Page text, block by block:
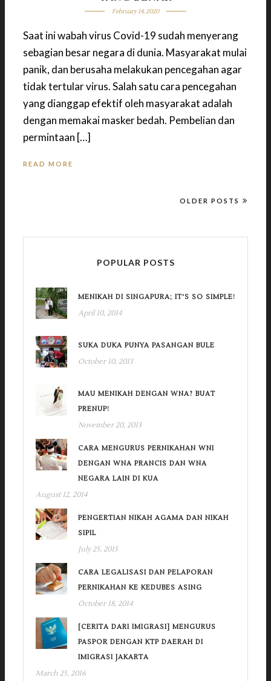
February 14, 2020
Saat ini wabah virus Covid-19 sudah menyerang
sebagian besar negara di dunia. Masyarakat mulai
panik, dan berusaha melakukan pencegahan agar
tidak tertular virus. Salah satu cara pencegahan
yang dianggap efektif oleh masyarakat adalah
dengan memakai masker bedah. Pembelian dan
permintaan […]
READ MORE
OLDER POSTS
POPULAR POSTS
MENIKAH DI SINGAPURA; IT'S SO SIMPLE!
April 10, 2014
SUKA DUKA PUNYA PASANGAN BULE
October 10, 2013
MAU MENIKAH DENGAN WNA? BUAT
PRENUP!
November 20, 2013
CARA MENGURUS PERNIKAHAN WNI
DENGAN WNA PRANCIS DAN WNA
NEGARA LAIN DI KUA
August 12, 2014
PENGERTIAN NIKAH AGAMA DAN NIKAH
SIPIL
July 25, 2015
CARA LEGALISASI DAN PELAPORAN
PERNIKAHAN KE KEDUBES ASING
October 18, 2014
[CERITA DARI IMIGRASI] MENGURUS
PASPOR DENGAN KTP DAERAH DI
IMIGRASI JAKARTA
March 25, 2016